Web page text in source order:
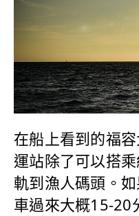
在船上看到的福
運站除了可以搭
軌到漁人碼頭。
車過來大概15-20